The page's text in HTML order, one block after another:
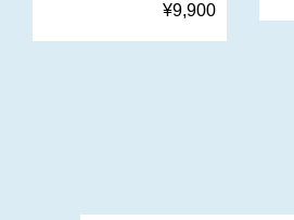
¥9,900